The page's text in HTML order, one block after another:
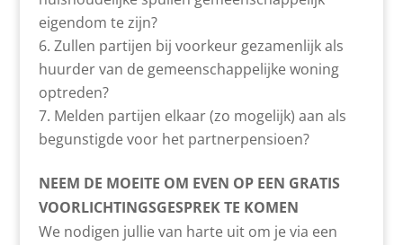
eigendom te zijn?
Zullen partijen bij voorkeur gezamenlijk als
huurder van de gemeenschappelijke woning
optreden?
Melden partijen elkaar (zo mogelijk) aan als
begunstigde voor het partnerpensioen?
NEEM DE MOEITE OM EVEN OP EEN GRATIS
VOORLICHTINGSGESPREK TE KOMEN
We nodigen jullie van harte uit om je via een